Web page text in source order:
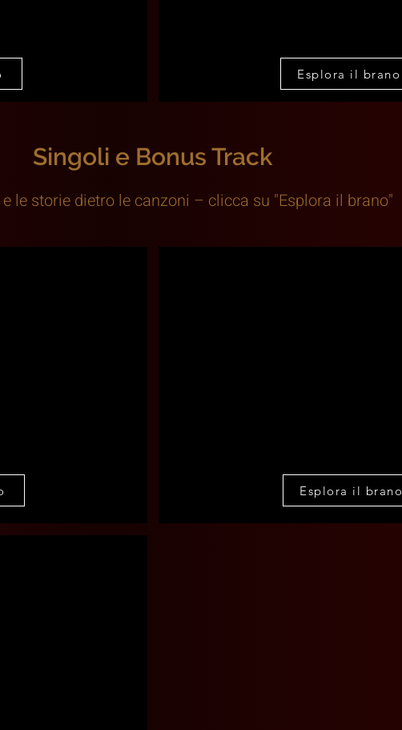
Esplora il brano
Singoli e Bonus Track
le storie dietro le canzoni – clicca su "Esplora il brano"
Esplora il brano